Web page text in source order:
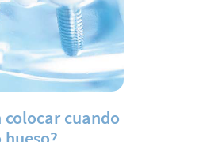
colocar cuando